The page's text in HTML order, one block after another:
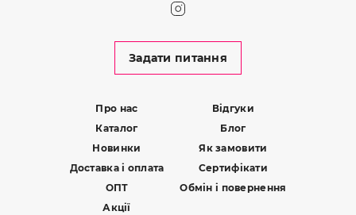
Задати питання
Про нас
Каталог
Новинки
Доставка і оплата
ОПТ
Акції
Відгуки
Блог
Як замовити
Сертифікати
Обмін і повернення